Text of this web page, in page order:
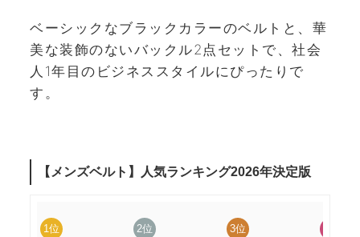
ベーシックなブラックカラーのベルトと、華
美な装飾のないバックル2点セットで、社会
人1年目のビジネススタイルにぴったりで
す。